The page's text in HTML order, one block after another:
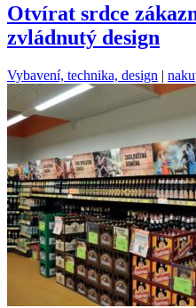
Otvírat srdce
zvládnutý design
Kategorie:
Vybavení, technika, design |